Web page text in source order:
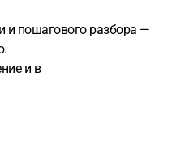
и пошагового разбора —
и в